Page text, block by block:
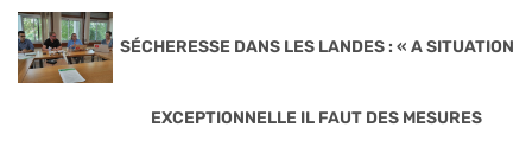
SÉCHERESSE DANS LES LANDES : « A SITUATION
EXCEPTIONNELLE IL FAUT DES MESURES